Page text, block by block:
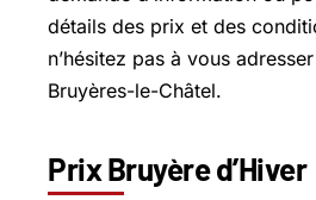
détails des prix et des
n’hésitez pas à vous
Bruyères-le-Châtel.
Prix Bruyère d’Hiver